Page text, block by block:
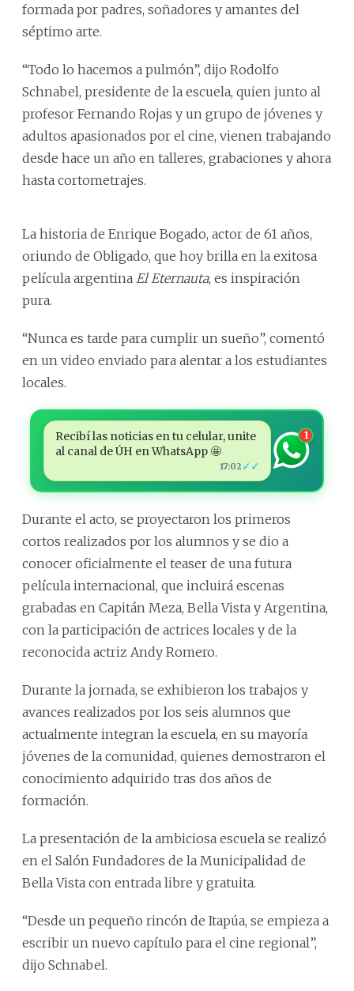
formada por padres, soñadores y amantes del
séptimo arte.
“Todo lo hacemos a pulmón”, dijo Rodolfo
Schnabel, presidente de la escuela, quien junto al
profesor Fernando Rojas y un grupo de jóvenes y
adultos apasionados por el cine, vienen trabajando
desde hace un año en talleres, grabaciones y ahora
hasta cortometrajes.
La historia de Enrique Bogado, actor de 61 años,
oriundo de Obligado, que hoy brilla en la exitosa
película argentina El Eternauta, es inspiración
pura.
“Nunca es tarde para cumplir un sueño”, comentó
en un video enviado para alentar a los estudiantes
locales.
Recibí las noticias en tu celular, unite
al canal de ÚH en WhatsApp 🤩
17:02 ✓✓
1
Durante el acto, se proyectaron los primeros
cortos realizados por los alumnos y se dio a
conocer oficialmente el teaser de una futura
película internacional, que incluirá escenas
grabadas en Capitán Meza, Bella Vista y Argentina,
con la participación de actrices locales y de la
reconocida actriz Andy Romero.
Durante la jornada, se exhibieron los trabajos y
avances realizados por los seis alumnos que
actualmente integran la escuela, en su mayoría
jóvenes de la comunidad, quienes demostraron el
conocimiento adquirido tras dos años de
formación.
La presentación de la ambiciosa escuela se realizó
en el Salón Fundadores de la Municipalidad de
Bella Vista con entrada libre y gratuita.
“Desde un pequeño rincón de Itapúa, se empieza a
escribir un nuevo capítulo para el cine regional”,
dijo Schnabel.